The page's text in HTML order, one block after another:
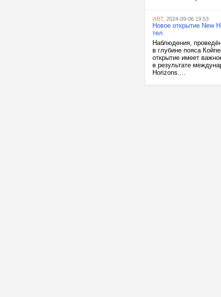
iXBT, 2024-09-06 19:53
Новое открытие New
тел
Наблюдения,
в глубине пояса
открытие имеет
в результате
Horizons....